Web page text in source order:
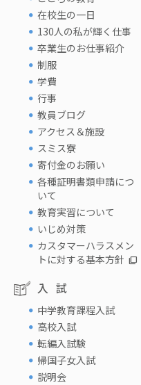
在校生の一日
130人の私が輝く仕事
卒業生のお仕事紹介
制服
学費
行事
教員ブログ
アクセス＆施設
スミス寮
寄付金のお願い
各種証明書類申請につ
いて
教育実習について
いじめ対策
カスタマーハラスメン
トに対する基本方針
入試
中学教育課程入試
高校入試
転編入試験
帰国子女入試
説明会